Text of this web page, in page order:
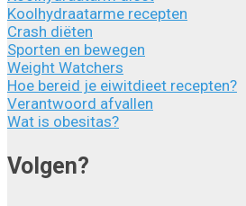
Koolhydraatarme recepten
Crash diëten
Sporten en bewegen
Weight Watchers
Hoe bereid je eiwitdieet recepten?
Verantwoord afvallen
Wat is obesitas?
Volgen?